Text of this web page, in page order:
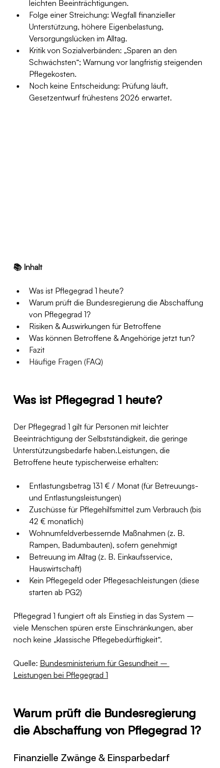
leichten Beeinträchtigungen.
Folge einer Streichung: Wegfall finanzieller
Unterstützung, höhere Eigenbelastung,
Versorgungslücken im Alltag.
Kritik von Sozialverbänden: „Sparen an den
Schwächsten“; Warnung vor langfristig steigenden
Pflegekosten.
Noch keine Entscheidung: Prüfung läuft,
Gesetzentwurf frühestens 2026 erwartet.
📚 Inhalt
Was ist Pflegegrad 1 heute?
Warum prüft die Bundesregierung die Abschaffung
von Pflegegrad 1?
Risiken & Auswirkungen für Betroffene
Was können Betroffene & Angehörige jetzt tun?
Fazit
Häufige Fragen (FAQ)
Was ist Pflegegrad 1 heute?
Der Pflegegrad 1 gilt für Personen mit leichter
Beeinträchtigung der Selbstständigkeit, die geringe
Unterstützungsbedarfe haben.Leistungen, die
Betroffene heute typischerweise erhalten:
Entlastungsbetrag 131 € / Monat (für Betreuungs-
und Entlastungsleistungen)
Zuschüsse für Pflegehilfsmittel zum Verbrauch (bis
42 € monatlich)
Wohnumfeldverbessernde Maßnahmen (z. B.
Rampen, Badumbauten), sofern genehmigt
Betreuung im Alltag (z. B. Einkaufsservice,
Hauswirtschaft)
Kein Pflegegeld oder Pflegesachleistungen (diese
starten ab PG2)
Pflegegrad 1 fungiert oft als Einstieg in das System –
viele Menschen spüren erste Einschränkungen, aber
noch keine „klassische Pflegebedürftigkeit“.
Quelle: Bundesministerium für Gesundheit –
Leistungen bei Pflegegrad 1
Warum prüft die Bundesregierung
die Abschaffung von Pflegegrad 1?
Finanzielle Zwänge & Einsparbedarf